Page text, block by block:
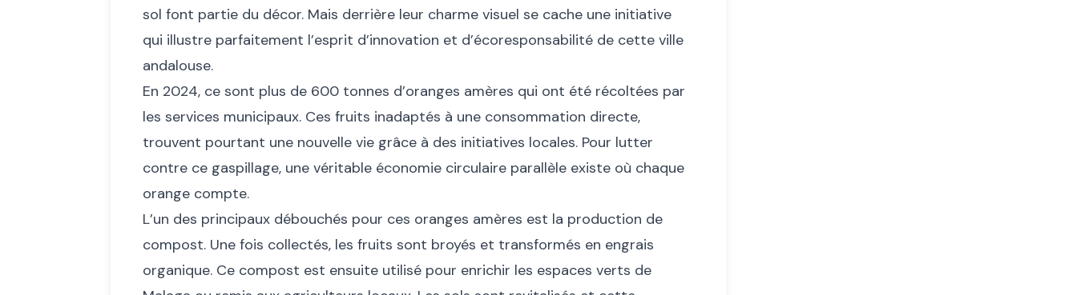
sol font partie du décor. Mais derrière leur charme visuel se cache une initiative
qui illustre parfaitement l’esprit d’innovation et d’écoresponsabilité de cette ville
andalouse.
En 2024, ce sont plus de 600 tonnes d’oranges amères qui ont été récoltées par
les services municipaux. Ces fruits inadaptés à une consommation directe,
trouvent pourtant une nouvelle vie grâce à des initiatives locales. Pour lutter
contre ce gaspillage, une véritable économie circulaire parallèle existe où chaque
orange compte.
L’un des principaux débouchés pour ces oranges amères est la production de
compost. Une fois collectés, les fruits sont broyés et transformés en engrais
organique. Ce compost est ensuite utilisé pour enrichir les espaces verts de